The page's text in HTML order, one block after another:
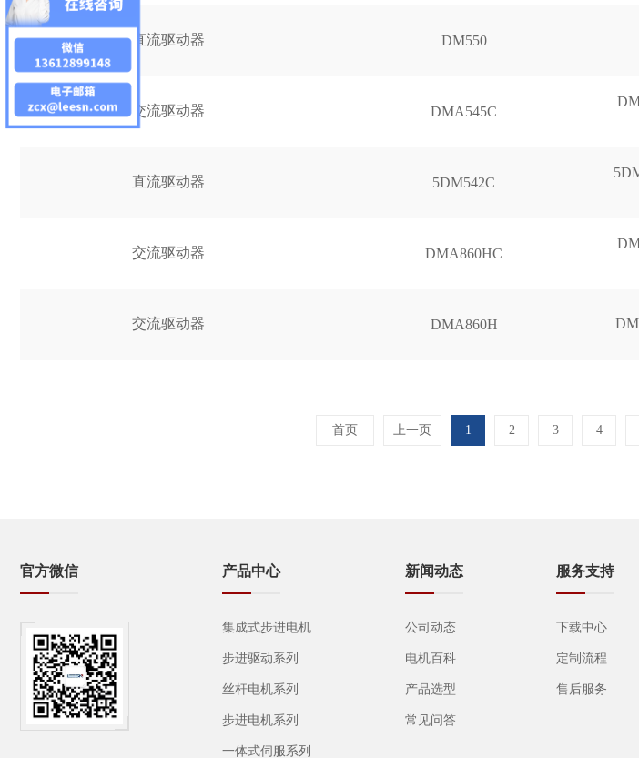
直流驱动器 DM550
交流驱动器 DMA545C
直流驱动器 5DM542C
交流驱动器 DMA860HC
交流驱动器 DMA860H
首页 上一页 1 2 3 4
官方微信 产品中心
集成式步进电机
步进驱动系列
丝杆电机系列
步进电机系列
一体式伺服系列
新闻动态
公司动态
电机百科
产品选型
常见问答
服务支持
下载中心
定制流程
售后服务